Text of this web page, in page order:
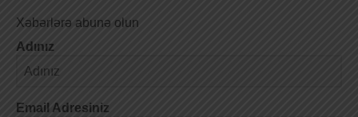
Xəbərlərə abunə olun
Adınız
Email Adresiniz